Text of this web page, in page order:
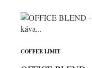
COFFEE LIMIT